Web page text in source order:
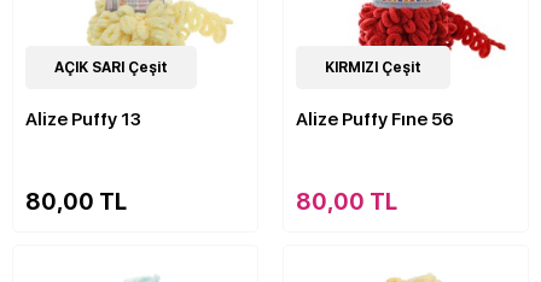
90Çeşit
AÇIK SARI Çeşit
Alize Puffy 13
80,00 TL
62Çeşit
KIRMIZI Çeşit
Alize Puffy Fıne 56
80,00 TL